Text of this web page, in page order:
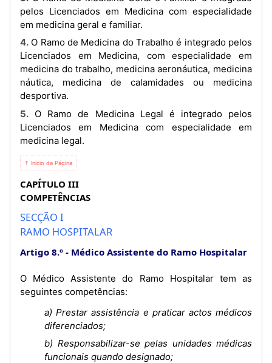
pelos Licenciados em Medicina com especialidade
em medicina geral e familiar.
4. O Ramo de Medicina do Trabalho é integrado pelos
Licenciados em Medicina, com especialidade em
medicina do trabalho, medicina aeronáutica, medicina
náutica, medicina de calamidades ou medicina
desportiva.
5. O Ramo de Medicina Legal é integrado pelos
Licenciados em Medicina com especialidade em
medicina legal.
⇡ Início da Página
CAPÍTULO III
COMPETÊNCIAS
SECÇÃO I
RAMO HOSPITALAR
Artigo 8.º Médico Assistente do Ramo Hospitalar
O Médico Assistente do Ramo Hospitalar tem as
seguintes competências:
a) Prestar assistência e praticar actos médicos
diferenciados;
b) Responsabilizar-se pelas unidades médicas
funcionais quando designado;